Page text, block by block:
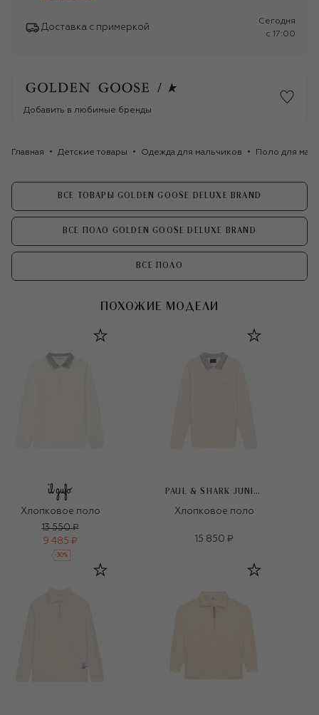
Доставка с примеркой
Сегодня
c 17:00
Добавить в любимые бренды
Главная Детские товары Одежда для мальчиков Поло для
ВСЕ ТОВАРЫ GOLDEN GOOSE DELUXE BRAND
ВСЕ ПОЛО GOLDEN GOOSE DELUXE BRAND
ВСЕ ПОЛО
ПОХОЖИЕ МОДЕЛИ
Хлопковое поло
13 550 ₽
9 485 ₽
-30%
PAUL & SHARK JUNIOR
Хлопковое поло
15 850 ₽